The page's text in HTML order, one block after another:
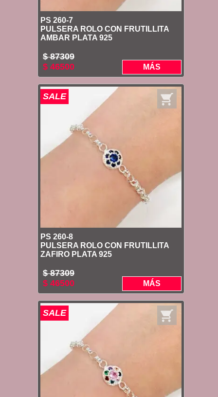
PS 260-7
PULSERA ROLO CON FRUTILLITA
AMBAR PLATA 925
$ 87309
$ 46500
MÁS
SALE
PS 260-8
PULSERA ROLO CON FRUTILLITA
ZAFIRO PLATA 925
$ 87309
$ 46500
MÁS
SALE